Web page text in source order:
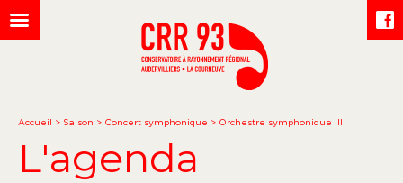
Accueil > Saison > Concert symphonique > Orchestre symphonique III
L'agenda